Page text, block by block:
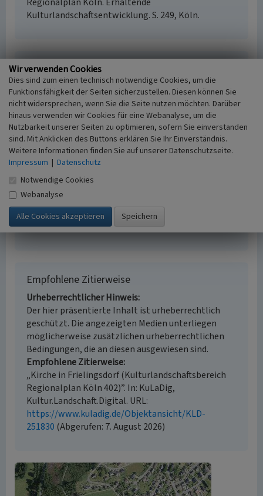
Kulturlandschaftsentwicklung. S. 249, Köln.
Kirche in Frielingsdorf (Kulturlandschaftsbereich
Regionalplan Köln 402)
Schlagwörter
Kulturlandschaftsbereich Kirchengebäude
Fachsicht(en)
Kulturlandschaftspflege, Denkmalpflege,
Landeskunde, Raumplanung
Erfassungsmaßstab
i.d.R. 1:25.000 (kleiner als 1:20.000)
Erfassungsmethode
Literaturauswertung
Historischer Zeitraum
Beginn 2016
Empfohlene Zitierweise
Urheberrechtlicher Hinweis
Der hier präsentierte Inhalt ist urheberrechtlich
geschützt. Die angezeigten Medien unterliegen
möglicherweise zusätzlichen urheberrechtlichen
Bedingungen, die an diesen ausgewiesen sind.
Empfohlene Zitierweise
„Kirche in Frielingsdorf (Kulturlandschaftsbereich
Regionalplan Köln 402)”. In: KuLaDig,
Kultur.Landschaft.Digital. URL:
https://www.kuladig.de/Objektansicht/KLD-
251830 (Abgerufen: 7. August 2026)
Wir verwenden Cookies
Dies sind zum einen technisch notwendige Cookies, um die
Funktionsfähigkeit der Seiten sicherzustellen. Diesen können Sie
nicht widersprechen, wenn Sie die Seite nutzen möchten. Darüber
hinaus verwenden wir Cookies für eine Webanalyse, um die
Nutzbarkeit unserer Seiten zu optimieren, sofern Sie einverstanden
sind. Mit Anklicken des Buttons erklären Sie Ihr Einverständnis.
Weitere Informationen finden Sie auf unserer Datenschutzseite.
Impressum | Datenschutz
Notwendige Cookies
Webanalyse